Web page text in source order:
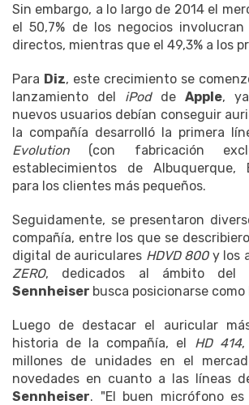
Sin embargo, a lo largo de 2014 el
el 50,7% de los negocios
directos, mientras que el 49,3% a los
Para Diz, este crecimiento se
lanzamiento del iPod de Apple,
nuevos usuarios debían conseguir
la compañía desarrolló la primera
Evolution (con fabricación
establecimientos de Albuquerque,
para los clientes más pequeños.
Seguidamente, se presentaron
compañía, entre los que se
digital de auriculares HDVD 800y los
ZERO, dedicados al ámbito del
Sennheiser busca posicionarse como
Luego de destacar el auricular
historia de la compañía, el HD 414,
millones de unidades en el
novedades en cuanto a las líneas
Sennheiser. "El buen micrófono